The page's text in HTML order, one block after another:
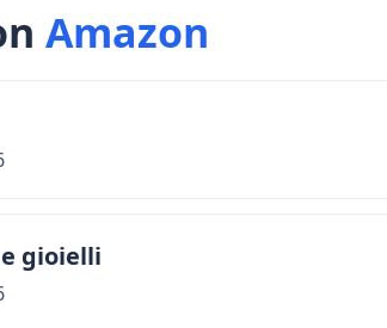
Amazon
gioielli